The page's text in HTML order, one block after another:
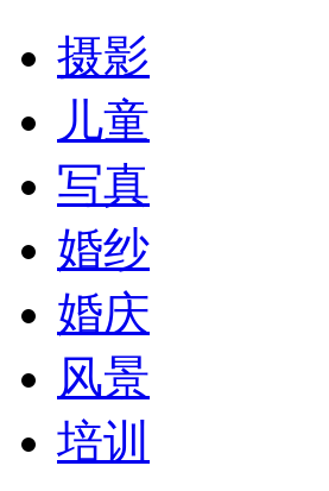
摄影
儿童
写真
婚纱
婚庆
风景
培训